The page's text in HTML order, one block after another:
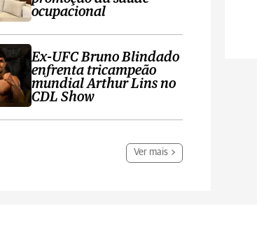
ocupacional
Ex-UFC Bruno Blindado
enfrenta tricampeão
mundial Arthur Lins no
CDL Show
Ver mais